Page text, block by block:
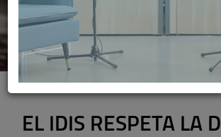
EL IDIS RESPETA LA